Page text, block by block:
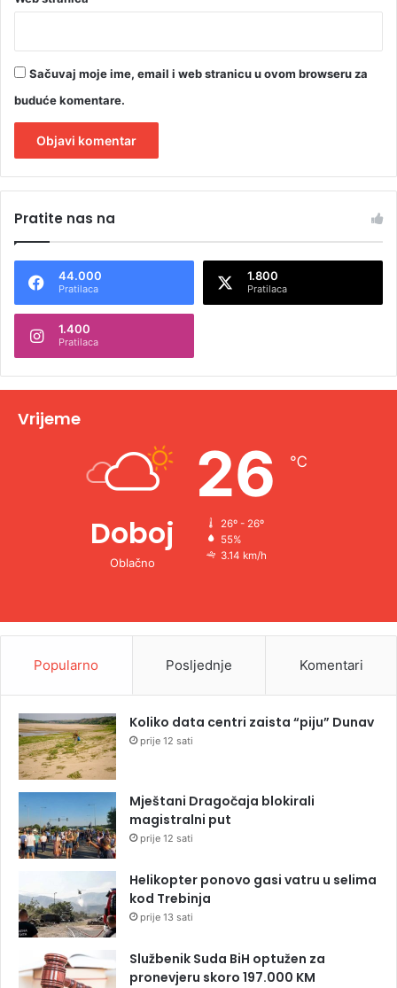
Sačuvaj moje ime, email i web stranicu u ovom browseru za
buduće komentare.
t
n
t
v
Pratite nas na
44.000
Pratilaca
1.800
Pratilaca
1.400
Pratilaca
Vrijeme
Doboj
Oblačno
26 ℃
26º - 26º
55%
3.14 km/h
Popularno Posljednje Komentari
Koliko data centri zaista “piju” Dunav
prije 12 sati
Mještani Dragočaja blokirali
magistralni put
prije 12 sati
Helikopter ponovo gasi vatru u selima
kod Trebinja
prije 13 sati
Službenik Suda BiH optužen za
pronevjeru skoro 197.000 KM